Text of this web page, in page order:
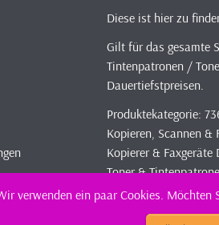
Diese ist hier zu
Gilt für das gesamte
Tintenpatronen /
Dauertiefstpreisen.
Produktekategorie:
Kopieren, Scannen &
Kopierer &
Toner &
Tintenpatronen-
verwenden ein paar Cookies. Möchten